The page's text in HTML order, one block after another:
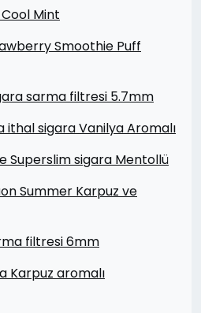
Mint
Smoothie Puff
sarma filtresi 5.7mm
ithal sigara Vanilya Aromalı
Superslim sigara Mentollü
Summer Karpuz ve
filtresi 6mm
Karpuz aromalı